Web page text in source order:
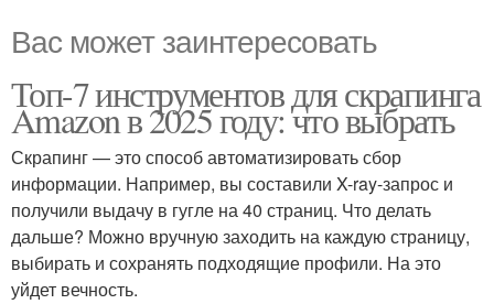
Вас может заинтересовать
Топ-7 инструментов для скрапинга
Amazon в 2025 году: что выбрать
Скрапинг — это способ автоматизировать сбор
информации. Например, вы составили X-ray-запрос и
получили выдачу в гугле на 40 страниц. Что делать
дальше? Можно вручную заходить на каждую страницу,
выбирать и сохранять подходящие профили. На это
уйдет вечность.